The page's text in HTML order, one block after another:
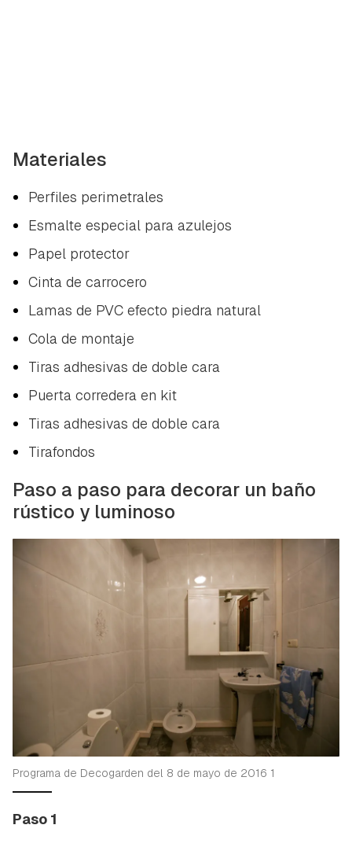
Materiales
Perfiles perimetrales
Esmalte especial para azulejos
Papel protector
Cinta de carrocero
Lamas de PVC efecto piedra natural
Cola de montaje
Tiras adhesivas de doble cara
Puerta corredera en kit
Tiras adhesivas de doble cara
Tirafondos
Paso a paso para decorar un baño
rústico y luminoso
Programa de Decogarden del 8 de mayo de 2016 1
Paso 1